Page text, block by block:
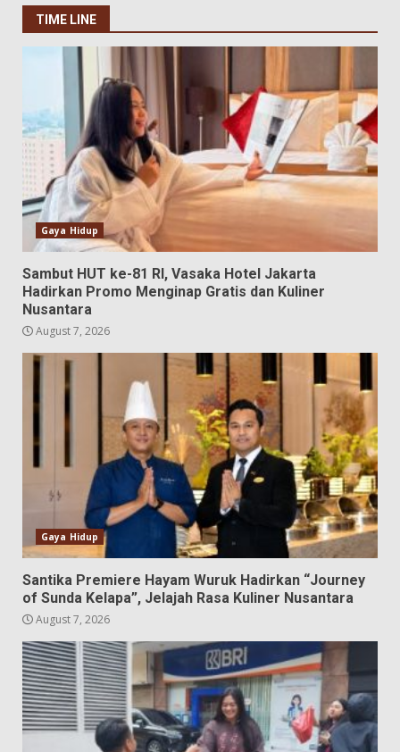
TIME LINE
Gaya Hidup
Sambut HUT ke-81 RI, Vasaka Hotel Jakarta
Hadirkan Promo Menginap Gratis dan Kuliner
Nusantara
August 7, 2026
Gaya Hidup
Santika Premiere Hayam Wuruk Hadirkan “Journey
of Sunda Kelapa”, Jelajah Rasa Kuliner Nusantara
August 7, 2026